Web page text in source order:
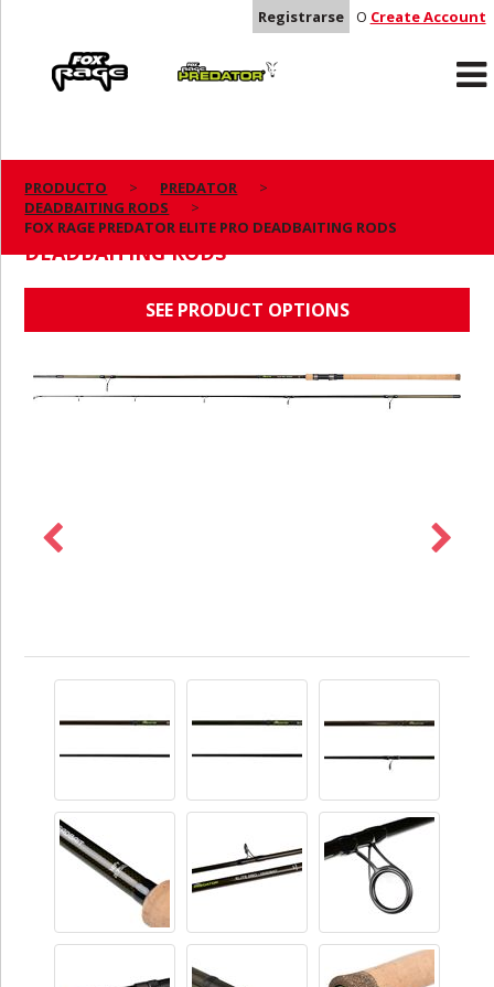
Registrarse O Create Account
Predator
PRODUCTO
PREDATOR
DEADBAITING RODS
FOX RAGE PREDATOR ELITE PRO DEADBAITING RODS
FOX RAGE PREDATOR ELITE PRO
DEADBAITING RODS
SEE PRODUCT OPTIONS